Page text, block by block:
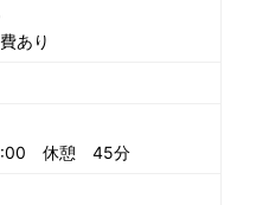
あり
休憩 45分